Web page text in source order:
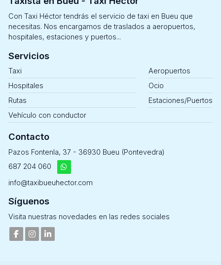
Con Taxi Héctor tendrás el servicio de taxi en Bueu que
necesitas. Nos encargamos de traslados a aeropuertos,
hospitales, estaciones y puertos...
Servicios
Taxi
Aeropuertos
Hospitales
Ocio
Rutas
Estaciones/Puertos
Vehículo con conductor
Contacto
Pazos Fontenla, 37 - 36930 Bueu (Pontevedra)
687 204 060
info@taxibueuhector.com
Síguenos
Visita nuestras novedades en las redes sociales